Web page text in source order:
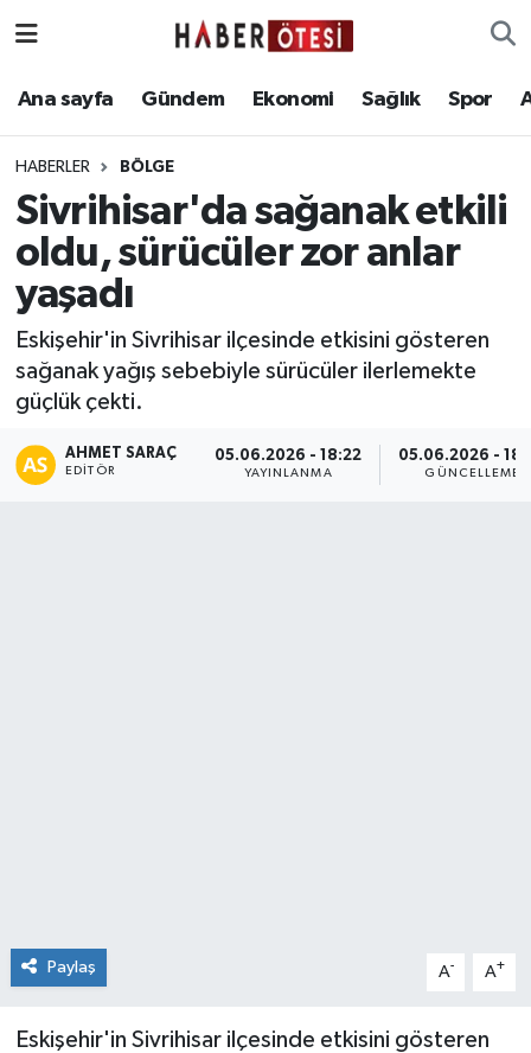
Ana sayfa Gündem Ekonomi Sağlık Spor
HABERLER BÖLGE
Sivrihisar'da sağanak etkili
oldu, sürücüler zor anlar
yaşadı
Eskişehir'in Sivrihisar ilçesinde etkisini gösteren
sağanak yağış sebebiyle sürücüler ilerlemekte
güçlük çekti.
AHMET SARAÇ
EDITÖR
05.06.2026 - 18:22
YAYINLANMA
05.06.2026 -
GÜNCELLEME
Paylaş A- A+
Eskişehir'in Sivrihisar ilçesinde etkisini gösteren
Ana sayfa
Ekonomi
Sağlık
Spor
Asayiş
Teknoloji
Eskişehir Nöbetçi Eczaneler
Eskişehir Namaz Vakitleri
Eskişehir Trafik Yoğunluk Haritası
Süper Lig Puan Durumu ve Fikstür
Tüm Manşetler
Son Dakika Haberleri